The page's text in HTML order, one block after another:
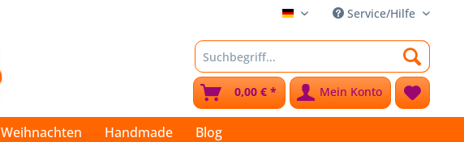
Stoffkleks Service/Hilfe
Mein Konto
0,00 € *
Weihnachten Handmade Blog